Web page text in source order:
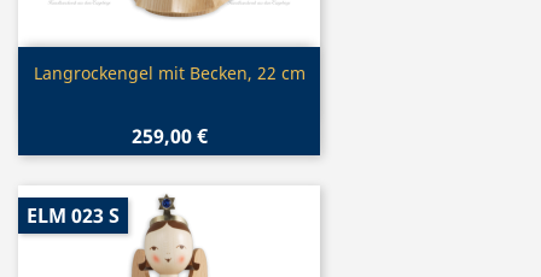
Vorschau
Langrockengel mit Becken, 22 cm
259,00 €
ELM 023 S